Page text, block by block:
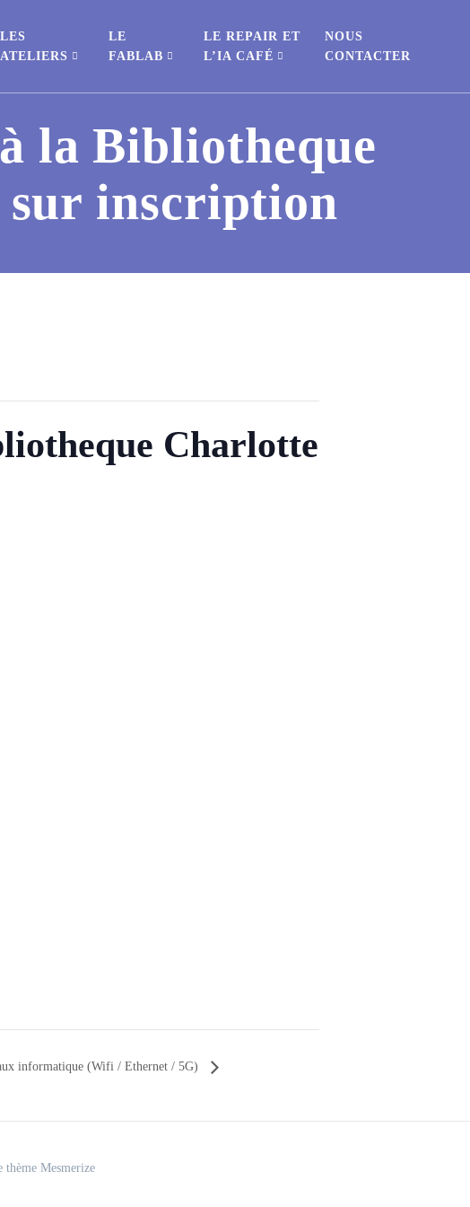
LES
ATELIERS
LE
FABLAB
LE REPAIR ET
L’IA CAFÉ
NOUS
CONTACTER
la Bibliotheque
inscription
Charlotte
informatique (Wifi / Ethernet / 5G)
thème Mesmerize